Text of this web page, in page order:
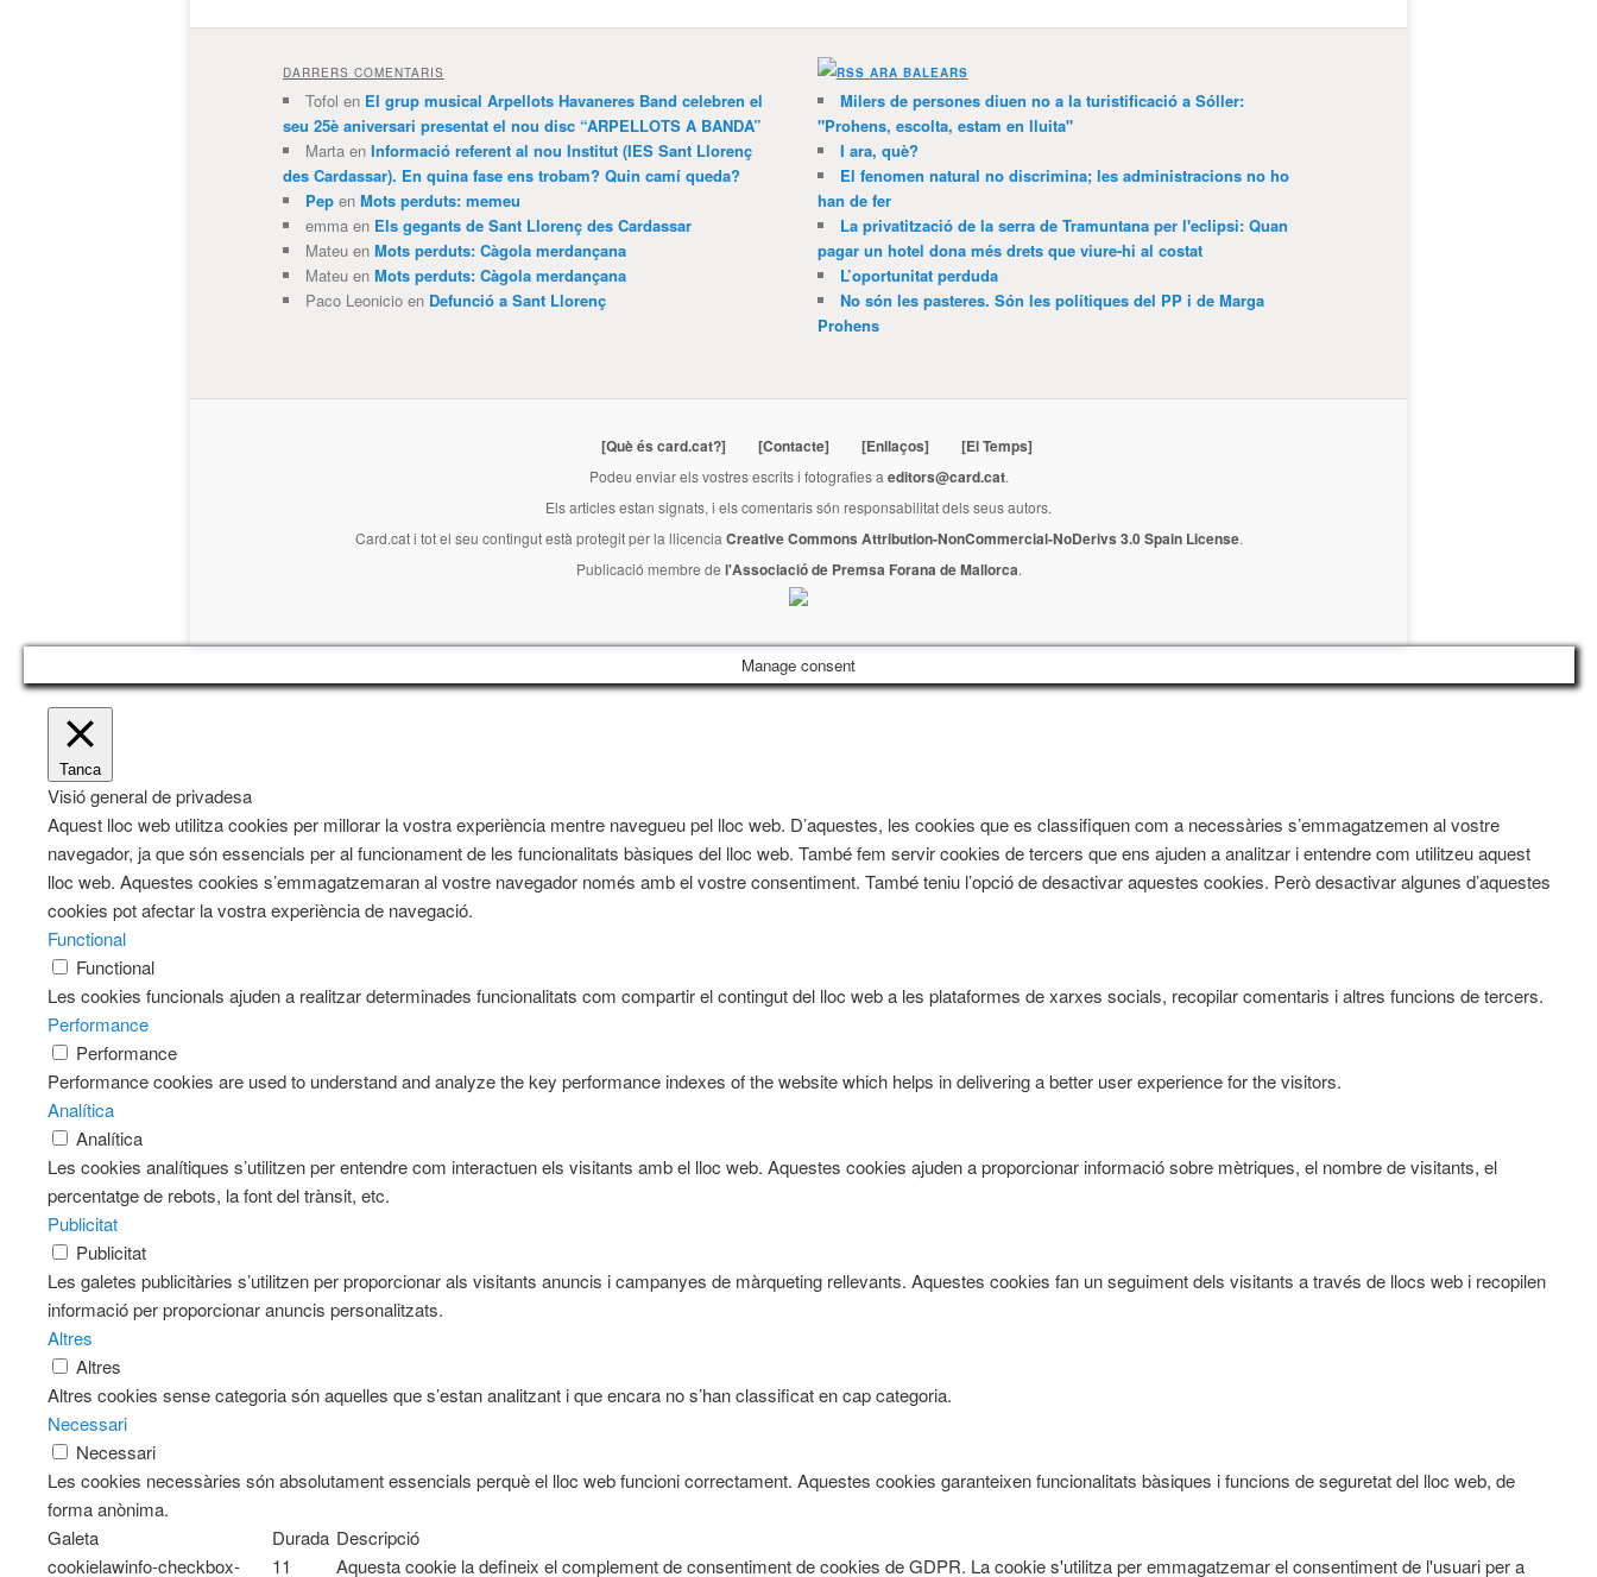
DARRERS COMENTARIS
Tofol en El grup musical Arpellots Havaneres Band celebren el
seu 25è aniversari presentat el nou disc “ARPELLOTS A BANDA”
Martaen Informació referent al nou Institut (IES Sant Llorenç
des Cardassar). En quina fase ens trobam? Quin camí queda?
Pepen Mots perduts: memeu
emmaen Els gegants de Sant Llorenç des Cardassar
Mateuen Mots perduts: Càgola merdançana
Mateuen Mots perduts: Càgola merdançana
Paco Leonicioen Defunció a Sant Llorenç
ARA BALEARS
Milers de persones diuen no a la turistificació a Sóller:
"Prohens, escolta, estam en lluita"
I ara, què?
El fenomen natural no discrimina; les administracions no ho
han de fer
La privatització de la serra de Tramuntana per l'eclipsi: Quan
pagar un hotel dona més drets que viure-hi al costat
L’oportunitat perduda
No són les pasteres. Són les polítiques del PP i de Marga
Prohens
[Què és card.cat?] [Contacte] [Enllaços] [El Temps]
Podeu enviar els vostres escrits i fotografies a editors@card.cat.
Els articles estan signats, i els comentaris són responsabilitat dels seus autors.
Card.cati tot el seu contingut està protegit per la llicencia Creative Commons Attribution-NonCommercial-NoDerivs 3.0 Spain License.
Publicació membre de l'Associació de Premsa Forana de Mallorca.
Manage consent
Tanca
Visió general de privadesa
Aquest lloc web utilitza cookies per millorar la vostra experiència mentre navegueu pel lloc web. D’aquestes, les cookies que es classifiquen com a necessàries s’emmagatzemen al vostre
navegador, ja que són essencials per al funcionament de les funcionalitats bàsiques del lloc web. També fem servir cookies de tercers que ens ajuden a analitzar i entendre com utilitzeu aquest
lloc web. Aquestes cookies s’emmagatzemaran al vostre navegador només amb el vostre consentiment. També teniu l’opció de desactivar aquestes cookies. Però desactivar algunes d’aquestes
cookies pot afectar la vostra experiència de navegació.
Functional
Functional
Les cookies funcionals ajuden a realitzar determinades funcionalitats com compartir el contingut del lloc web a les plataformes de xarxes socials, recopilar comentaris i altres funcions de tercers.
Performance
Performance
Performance cookies are used to understand and analyze the key performance indexes of the website which helps in delivering a better user experience for the visitors.
Analítica
Analítica
Les cookies analítiques s’utilitzen per entendre com interactuen els visitants amb el lloc web. Aquestes cookies ajuden a proporcionar informació sobre mètriques, el nombre de visitants, el
percentatge de rebots, la font del trànsit, etc.
Publicitat
Publicitat
Les galetes publicitàries s’utilitzen per proporcionar als visitants anuncis i campanyes de màrqueting rellevants. Aquestes cookies fan un seguiment dels visitants a través de llocs web i recopilen
informació per proporcionar anuncis personalitzats.
Altres
Altres
Altres cookies sense categoria són aquelles que s’estan analitzant i que encara no s’han classificat en cap categoria.
Necessari
Necessari
Les cookies necessàries són absolutament essencials perquè el lloc web funcioni correctament. Aquestes cookies garanteixen funcionalitats bàsiques i funcions de seguretat del lloc web, de
forma anònima.
Galeta
Durada Descripció
cookielawinfo-checkbox-
11 Aquesta cookie la defineix el complement de consentiment de cookies de GDPR. La cookie s'utilitza per emmagatzemar el consentiment de l'usuari per a